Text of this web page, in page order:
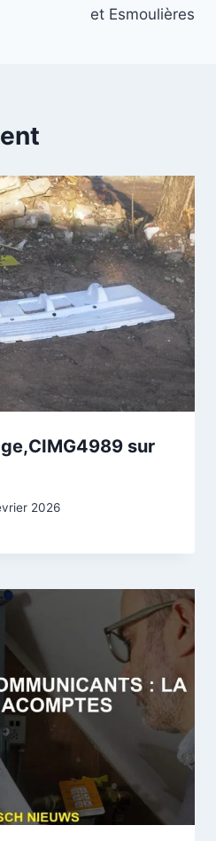
et Esmoulières
sur
2026